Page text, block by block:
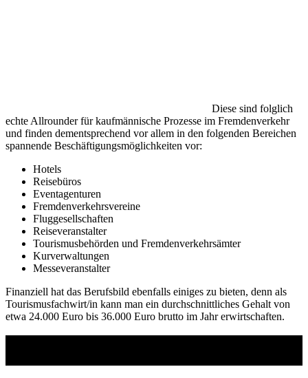
Diese sind folglich
echte Allrounder für kaufmännische Prozesse im Fremdenverkehr
und finden dementsprechend vor allem in den folgenden Bereichen
spannende Beschäftigungsmöglichkeiten vor:
Hotels
Reisebüros
Eventagenturen
Fremdenverkehrsvereine
Fluggesellschaften
Reiseveranstalter
Tourismusbehörden und Fremdenverkehrsämter
Kurverwaltungen
Messeveranstalter
Finanziell hat das Berufsbild ebenfalls einiges zu bieten, denn als
Tourismusfachwirt/in kann man ein durchschnittliches Gehalt von
etwa 24.000 Euro bis 36.000 Euro brutto im Jahr erwirtschaften.